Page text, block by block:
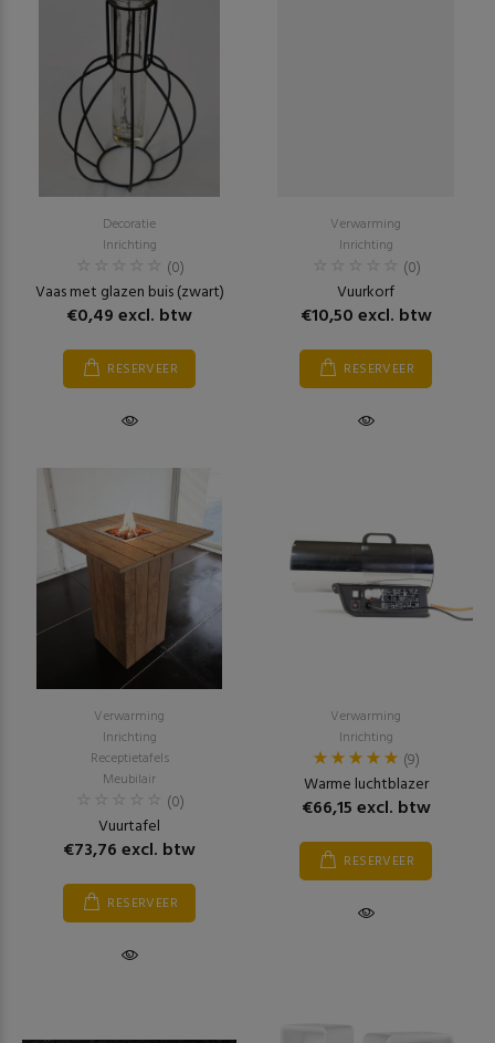
Decoratie
Inrichting
(0)
Vaas met glazen buis (zwart)
€0,49 excl. btw
RESERVEER
Verwarming
Inrichting
(0)
Vuurkorf
€10,50 excl. btw
RESERVEER
Verwarming
Inrichting
Receptietafels
Meubilair
(0)
Vuurtafel
€73,76 excl. btw
RESERVEER
Verwarming
Inrichting
(9)
Warme luchtblazer
€66,15 excl. btw
RESERVEER